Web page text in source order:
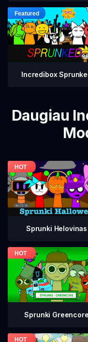
Incredibox
Daugiau
Sprunki Helovinas
Sprunki Greencore